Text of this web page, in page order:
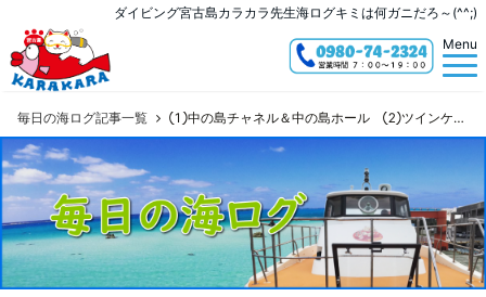
ダイビング宮古島カラカラ先生海ログキミは何ガニだろ～(^^;)
Menu
毎日の海ログ記事一覧 ①中の島チャネル＆中の島ホール ②ツインケーブ ③魔王の宮殿